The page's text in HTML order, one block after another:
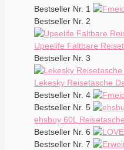
Bestseller Nr. 1
Bestseller Nr. 2
Upeelife Faltbare
Bestseller Nr. 3
Lekesky Reisetasche
Bestseller Nr. 4
Bestseller Nr. 5
ehsbuy 60L
Bestseller Nr. 6
Bestseller Nr. 7